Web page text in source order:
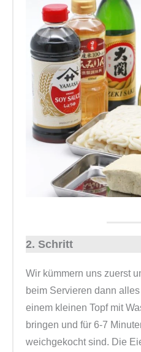
2. Schritt
Wir kümmern uns zuerst
beim Servieren dann
einem kleinen Topf mit
bringen und für 6-7
weichgekocht sind. Die